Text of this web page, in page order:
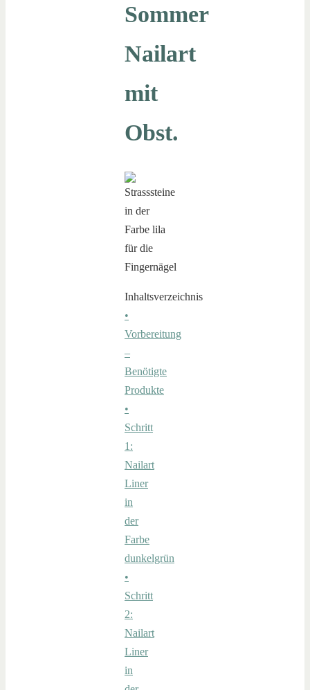
Sommer
Nailart
mit
Obst.
Inhaltsverzeichnis
•
Vorbereitung
–
Benötigte
Produkte
•
Schritt
1:
Nailart
Liner
in
der
Farbe
dunkelgrün
•
Schritt
2:
Nailart
Liner
in